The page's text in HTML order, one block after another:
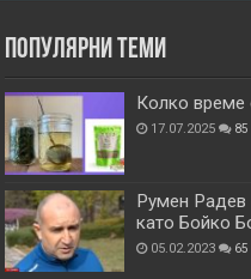
Популярни теми
Колко време
17.07.2025 85
Румен Радев
като Бойко
05.02.2023 65